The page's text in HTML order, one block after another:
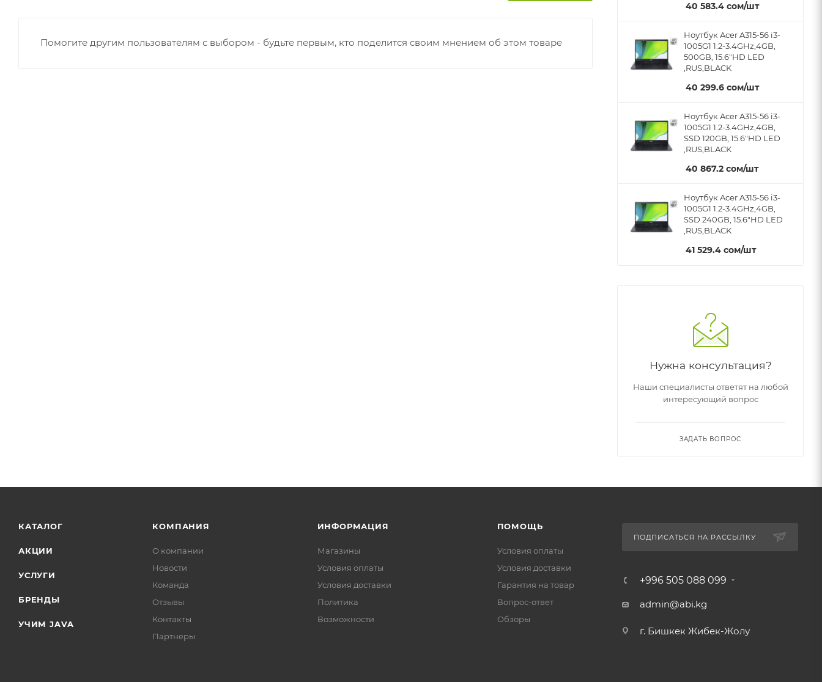
Помогите другим пользователям с выбором - будьте первым, кто поделится своим мнением об этом товаре
40 583.4 cом/шт
Ноутбук Acer A315-56 i3-
1005G1 1.2-3.4GHz,4GB,
500GB, 15.6"HD LED
,RUS,BLACK
40 299.6 cом/шт
Ноутбук Acer A315-56 i3-
1005G1 1.2-3.4GHz,4GB,
SSD 120GB, 15.6"HD LED
,RUS,BLACK
40 867.2 cом/шт
Ноутбук Acer A315-56 i3-
1005G1 1.2-3.4GHz,4GB,
SSD 240GB, 15.6"HD LED
,RUS,BLACK
41 529.4 cом/шт
Нужна консультация?
Наши специалисты ответят на любой
интересующий вопрос
ЗАДАТЬ ВОПРОС
КАТАЛОГ
АКЦИИ
УСЛУГИ
БРЕНДЫ
УЧИМ JAVA
КОМПАНИЯ
О компании
Новости
Команда
Отзывы
Контакты
Партнеры
ИНФОРМАЦИЯ
Магазины
Условия оплаты
Условия доставки
Политика
Возможности
ПОМОЩЬ
Условия оплаты
Условия доставки
Гарантия на товар
Вопрос-ответ
Обзоры
ПОДПИСАТЬСЯ НА РАССЫЛКУ
+996 505 088 099
admin@abi.kg
г. Бишкек Жибек-Жолу